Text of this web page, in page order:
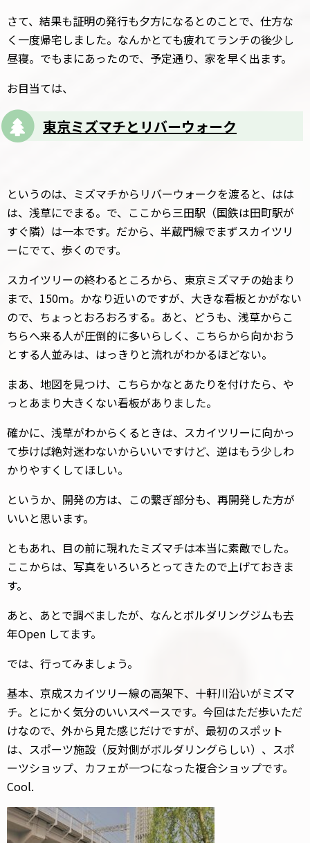
さて、結果も証明の発行も夕方になるとのことで、仕方な
く一度帰宅しました。なんかとても疲れてランチの後少し
昼寝。でもまにあったので、予定通り、家を早く出ます。
お目当ては、
東京ミズマチとリバーウォーク
というのは、ミズマチからリバーウォークを渡ると、はは
は、浅草にでまる。で、ここから三田駅（国鉄は田町駅が
すぐ隣）は一本です。だから、半蔵門線でまずスカイツリ
ーにでて、歩くのです。
スカイツリーの終わるところから、東京ミズマチの始まり
まで、150ｍ。かなり近いのですが、大きな看板とかがない
ので、ちょっとおろおろする。あと、どうも、浅草からこ
ちらへ来る人が圧倒的に多いらしく、こちらから向かおう
とする人並みは、はっきりと流れがわかるほどない。
まあ、地図を見つけ、こちらかなとあたりを付けたら、や
っとあまり大きくない看板がありました。
確かに、浅草がわからくるときは、スカイツリーに向かっ
て歩けば絶対迷わないからいいですけど、逆はもう少しわ
かりやすくしてほしい。
というか、開発の方は、この繋ぎ部分も、再開発した方が
いいと思います。
ともあれ、目の前に現れたミズマチは本当に素敵でした。
ここからは、写真をいろいろとってきたので上げておきま
す。
あと、あとで調べましたが、なんとボルダリングジムも去
年Open してます。
では、行ってみましょう。
基本、京成スカイツリー線の高架下、十軒川沿いがミズマ
チ。とにかく気分のいいスペースです。今回はただ歩いただ
けなので、外から見た感じだけですが、最初のスポット
は、スポーツ施設（反対側がボルダリングらしい）、スポ
ーツショップ、カフェが一つになった複合ショップです。
Cool.